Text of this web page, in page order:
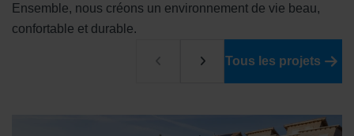
Ensemble, nous créons un environnement de vie beau,
confortable et durable.
Tous les projets